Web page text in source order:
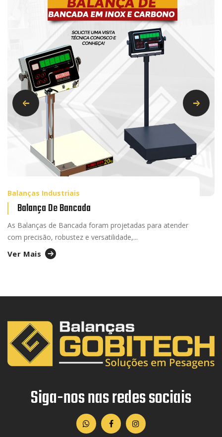
Balanças Industriais
Balança De Bancada
As Balanças de Bancada foram projetadas para atender
com precisão, robustez e versatilidade,...
Ver Mais
Siga-nos nas redes sociais